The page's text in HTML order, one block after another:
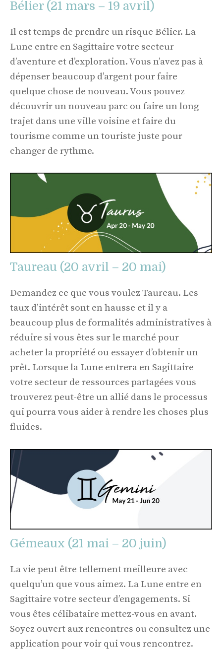
Bélier (21 mars – 19 avril)
Il est temps de prendre un risque Bélier. La
Lune entre en Sagittaire votre secteur
d’aventure et d’exploration. Vous n’avez pas à
dépenser beaucoup d’argent pour faire
quelque chose de nouveau. Vous pouvez
découvrir un nouveau parc ou faire un long
trajet dans une ville voisine et faire du
tourisme comme un touriste juste pour
changer de rythme.
Taureau (20 avril – 20 mai)
Demandez ce que vous voulez Taureau. Les
taux d’intérêt sont en hausse et il y a
beaucoup plus de formalités administratives à
réduire si vous êtes sur le marché pour
acheter la propriété ou essayer d’obtenir un
prêt. Lorsque la Lune entrera en Sagittaire
votre secteur de ressources partagées vous
trouverez peut-être un allié dans le processus
qui pourra vous aider à rendre les choses plus
fluides.
Gémeaux (21 mai – 20 juin)
La vie peut être tellement meilleure avec
quelqu’un que vous aimez. La Lune entre en
Sagittaire votre secteur d’engagements. Si
vous êtes célibataire mettez-vous en avant.
Soyez ouvert aux rencontres ou consultez une
application pour voir qui vous rencontrez.